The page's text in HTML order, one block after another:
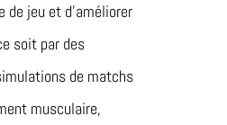
jeu et d’améliorer
soit par des
de matchs
musculaire,